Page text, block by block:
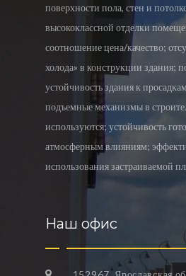
поверхности пола, стен и
высококлассной отделки
соотношение цена/качество;
холода» в конструкции здания;
устойчивость здания к
подъемные механизмы в
используются; устойчивость
атмосферным влияниям;
использования застраиваемой
Наш офис